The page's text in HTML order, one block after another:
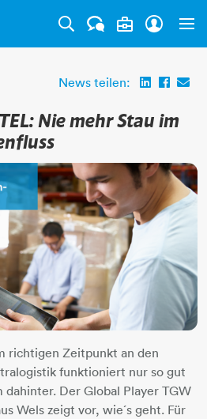
News teilen:
Nie mehr Stau im
richtigen Zeitpunkt an den
funktioniert nur so gut
dahinter. Der Global Player TGW
Wels zeigt vor, wie´s geht. Für